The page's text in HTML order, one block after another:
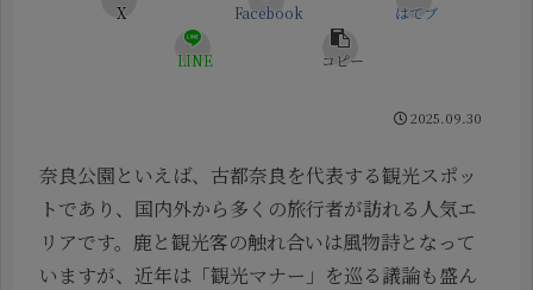
X Facebook はてブ
LINE コピー
2025.09.30
奈良公園といえば、古都奈良を代表する観光スポッ
トであり、国内外から多くの旅行者が訪れる人気エ
リアです。鹿と観光客の触れ合いは風物詩となって
いますが、近年は「観光マナー」を巡る議論も盛ん